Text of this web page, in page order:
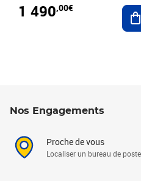
1 490,00€
Nos Engagements
Proche de vous
Localiser un bureau de poste